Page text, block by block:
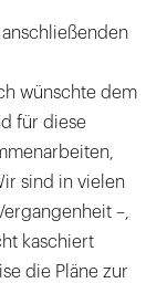
wünschte dem
für diese
sind in vielen
–,
kaschiert
die Pläne zur